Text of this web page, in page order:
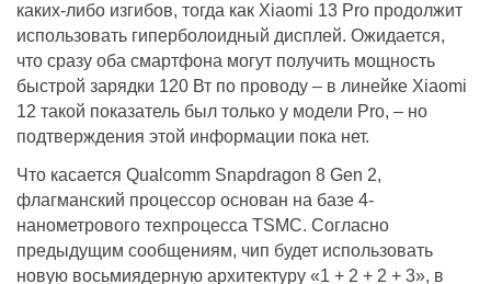
каких-либо изгибов, тогда как Xiaomi 13 Pro продолжит
использовать гиперболоидный дисплей. Ожидается,
что сразу оба смартфона могут получить мощность
быстрой зарядки 120 Вт по проводу – в линейке Xiaomi
12 такой показатель был только у модели Pro, – но
подтверждения этой информации пока нет.
Что касается Qualcomm Snapdragon 8 Gen 2,
флагманский процессор основан на базе 4-
нанометрового техпроцесса TSMC. Согласно
предыдущим сообщениям, чип будет использовать
новую восьмиядерную архитектуру «1 + 2 + 2 + 3», в